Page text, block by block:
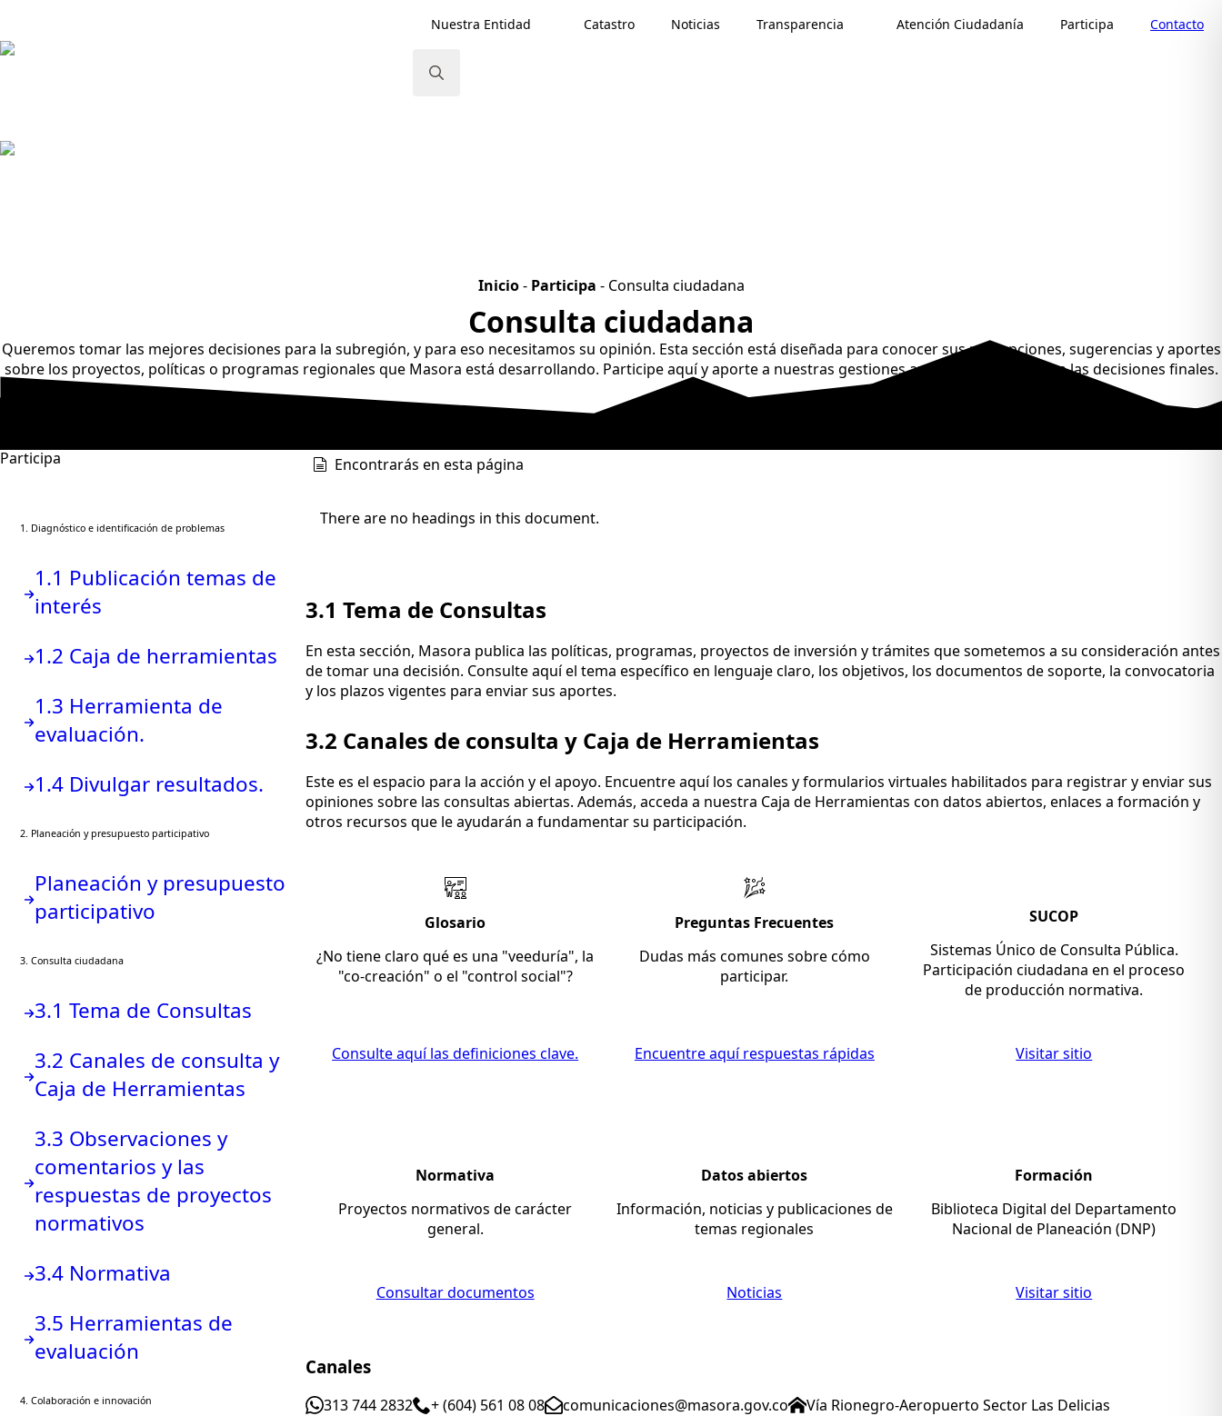
Nuestra Entidad Catastro Noticias Transparencia Atención Ciudadanía Participa Contacto
Inicio- Participa - Consulta ciudadana
Consulta ciudadana
Queremos tomar las mejores decisiones para la subregión, y para eso necesitamos su opinión. Esta sección está diseñada para conocer sus percepciones, sugerencias y aportes
sobre los proyectos, políticas o programas regionales que Masora está desarrollando. Participe aquí y aporte a nuestras gestiones antes de que se tomen las decisiones finales.
Participa
1. Diagnóstico e identificación de problemas
1.1 Publicación temas de
interés
1.2 Caja de herramientas
1.3 Herramienta de
evaluación.
1.4 Divulgar resultados.
2. Planeación y presupuesto participativo
Planeación y presupuesto
participativo
3. Consulta ciudadana
3.1 Tema de Consultas
3.2 Canales de consulta y
Caja de Herramientas
3.3 Observaciones y
comentarios y las
respuestas de proyectos
normativos
3.4 Normativa
3.5 Herramientas de
evaluación
4. Colaboración e innovación
Encontrarás en esta página
There are no headings in this document.
3.1 Tema de Consultas
En esta sección, Masora publica las políticas, programas, proyectos de inversión y trámites que sometemos a su consideración antes
de tomar una decisión. Consulte aquí el tema específico en lenguaje claro, los objetivos, los documentos de soporte, la convocatoria
y los plazos vigentes para enviar sus aportes.
3.2 Canales de consulta y Caja de Herramientas
Este es el espacio para la acción y el apoyo. Encuentre aquí los canales y formularios virtuales habilitados para registrar y enviar sus
opiniones sobre las consultas abiertas. Además, acceda a nuestra Caja de Herramientas con datos abiertos, enlaces a formación y
otros recursos que le ayudarán a fundamentar su participación.
Glosario
¿No tiene claro qué es una "veeduría", la
"co-creación" o el "control social"?
Consulte aquí las definiciones clave.
Preguntas Frecuentes
Dudas más comunes sobre cómo
participar.
Encuentre aquí respuestas rápidas
SUCOP
Sistemas Único de Consulta Pública.
Participación ciudadana en el proceso
de producción normativa.
Visitar sitio
Normativa
Proyectos normativos de carácter
general.
Consultar documentos
Datos abiertos
Información, noticias y publicaciones de
temas regionales
Noticias
Formación
Biblioteca Digital del Departamento
Nacional de Planeación (DNP)
Visitar sitio
Canales
313 744 2832 + (604) 561 08 08 comunicaciones@masora.gov.co Vía Rionegro-Aeropuerto Sector Las Delicias